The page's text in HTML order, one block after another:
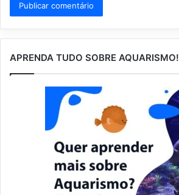
APRENDA TUDO SOBRE AQUARISMO!